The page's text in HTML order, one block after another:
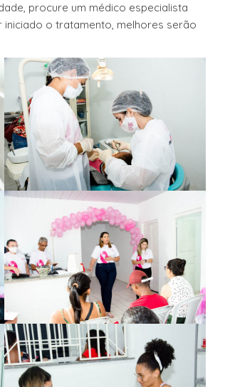
procure um médico especialista
o tratamento, melhores serão